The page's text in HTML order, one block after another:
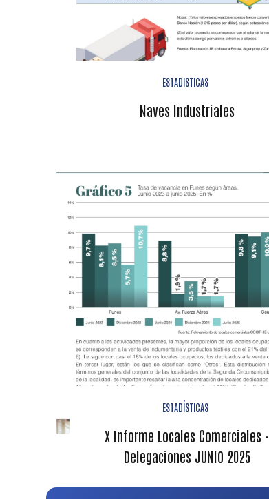
ESTADISTICAS
Naves Industriales
ESTADÍSTICAS
X Informe Locales Comerciales -
Delegaciones JUNIO 2025